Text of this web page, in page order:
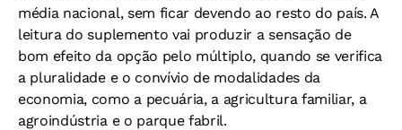
média nacional, sem ficar devendo ao resto do país. A
leitura do suplemento vai produzir a sensação de
bom efeito da opção pelo múltiplo, quando se verifica
a pluralidade e o convívio de modalidades da
economia, como a pecuária, a agricultura familiar, a
agroindústria e o parque fabril.